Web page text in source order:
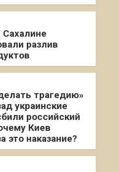
Сахалине
разлив
трагедию»
украинские
российский
Киев
это наказание?